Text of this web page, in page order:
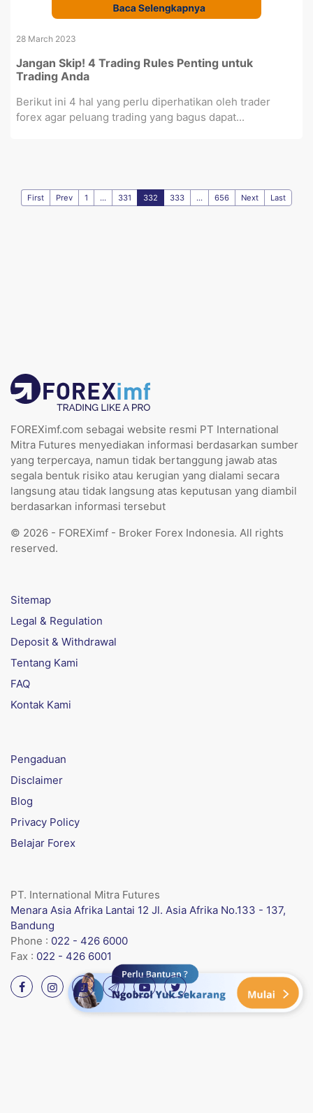
28 March 2023
Jangan Skip! 4 Trading Rules Penting untuk
Trading Anda
Berikut ini 4 hal yang perlu diperhatikan oleh trader
forex agar peluang trading yang bagus dapat...
First Prev 1 ... 331 332 333 ... 656 Next Last
FOREXimf.com sebagai website resmi PT International
Mitra Futures menyediakan informasi berdasarkan sumber
yang terpercaya, namun tidak bertanggung jawab atas
segala bentuk risiko atau kerugian yang dialami secara
langsung atau tidak langsung atas keputusan yang diambil
berdasarkan informasi tersebut
© 2026 - FOREXimf - Broker Forex Indonesia. All rights
reserved.
Sitemap
Legal & Regulation
Deposit & Withdrawal
Tentang Kami
FAQ
Kontak Kami
Pengaduan
Disclaimer
Blog
Privacy Policy
Belajar Forex
PT. International Mitra Futures
Menara Asia Afrika Lantai 12 Jl. Asia Afrika No.133 - 137,
Bandung
Phone : 022 - 426 6000
Fax : 022 - 426 6001